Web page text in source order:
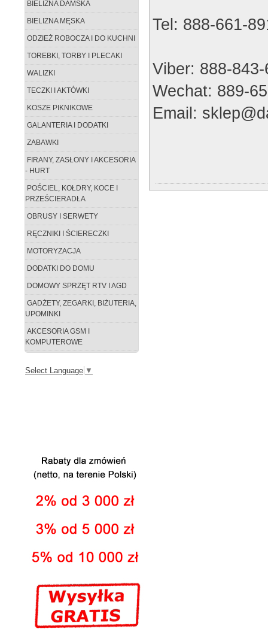
BIELIZNA DAMSKA
BIELIZNA MĘSKA
ODZIEŻ ROBOCZA I DO KUCHNI
TOREBKI, TORBY I PLECAKI
WALIZKI
TECZKI I AKTÓWKI
KOSZE PIKNIKOWE
GALANTERIA I DODATKI
ZABAWKI
FIRANY, ZASŁONY I AKCESORIA
- HURT
POŚCIEL, KOŁDRY, KOCE I
PRZEŚCIERADŁA
OBRUSY I SERWETY
RĘCZNIKI I ŚCIERECZKI
MOTORYZACJA
DODATKI DO DOMU
DOMOWY SPRZĘT RTV I AGD
GADŻETY, ZEGARKI, BIŻUTERIA,
UPOMINKI
AKCESORIA GSM I
KOMPUTEROWE
Select Language ▼
Tel: 888-661-
Viber: 888-
Wechat: 889-
Email: